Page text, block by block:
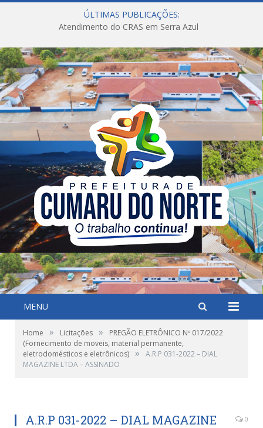
ÚLTIMAS PUBLICAÇÕES:
Atendimento do CRAS em Serra Azul
MENU
Home » Licitações »
PREGÃO ELETRÔNICO Nº 017/2022
(Fornecimento de moveis, material permanente,
eletrodomésticos e eletrônicos) »
A.R.P 031-2022 – DIAL
MAGAZINE LTDA – ASSINADO
A.R.P 031-2022 – DIAL MAGAZINE
0